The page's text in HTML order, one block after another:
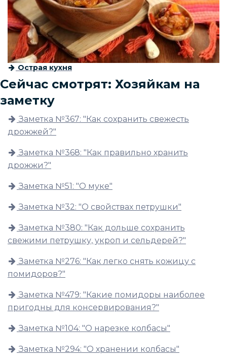
Острая кухня
Сейчас смотрят: Хозяйкам на
заметку
Заметка №367: "Как сохранить свежесть
дрожжей?"
Заметка №368: "Как правильно хранить
дрожжи?"
Заметка №51: "О муке"
Заметка №32: "О свойствах петрушки"
Заметка №380: "Как дольше сохранить
свежими петрушку, укроп и сельдерей?"
Заметка №276: "Как легко снять кожицу с
помидоров?"
Заметка №479: "Какие помидоры наиболее
пригодны для консервирования?"
Заметка №104: "О нарезке колбасы"
Заметка №294: "О хранении колбасы"